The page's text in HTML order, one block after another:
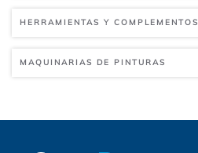
HERRAMIENTAS Y COMPLEMENTOS
MAQUINARIAS DE PINTURAS